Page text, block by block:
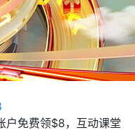
户免费领$8，互动课堂